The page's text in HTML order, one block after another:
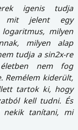
igenis tudja
mit jelent egy
milyen
milyen alap
tudja a sin2x-re
nem fog
Remélem kiderült,
tartok ki, hogy
kell tudni. És
nekik tanítani, mi